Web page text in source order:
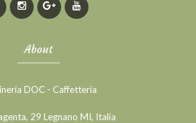
About
DOC - Caffetteria
29 Legnano MI, Italia